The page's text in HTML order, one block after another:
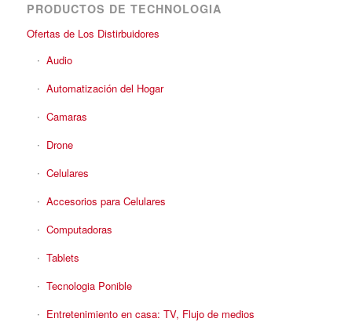
PRODUCTOS DE TECHNOLOGIA
Ofertas de Los Distirbuidores
Audio
Automatización del Hogar
Camaras
Drone
Celulares
Accesorios para Celulares
Computadoras
Tablets
Tecnologia Ponible
Entretenimiento en casa: TV, Flujo de medios